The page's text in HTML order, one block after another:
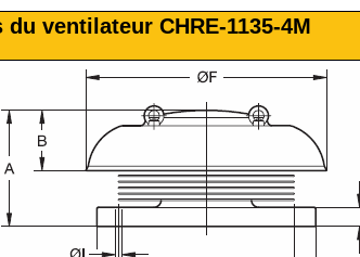
ventilateur CHRE-1135-4M